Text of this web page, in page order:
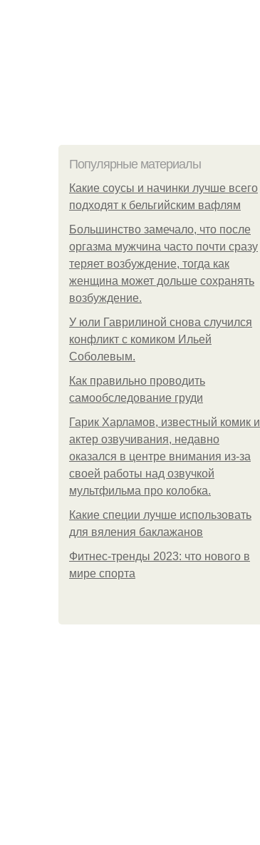
Популярные материалы
Какие соусы и начинки лучше всего
подходят к бельгийским вафлям
Большинство замечало, что после
оргазма мужчина часто почти сразу
теряет возбуждение, тогда как
женщина может дольше сохранять
возбуждение.
У юли Гаврилиной снова случился
конфликт с комиком Ильей
Соболевым.
Как правильно проводить
самообследование груди
Гарик Харламов, известный комик и
актер озвучивания, недавно
оказался в центре внимания из-за
своей работы над озвучкой
мультфильма про колобка.
Какие специи лучше использовать
для вяления баклажанов
Фитнес-тренды 2023: что нового в
мире спорта